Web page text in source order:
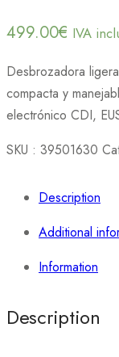
499.00€ IVA
Desbrozadora
compacta y
electrónico CDI,
SKU : 39501630
Description
Additional
Information
Description